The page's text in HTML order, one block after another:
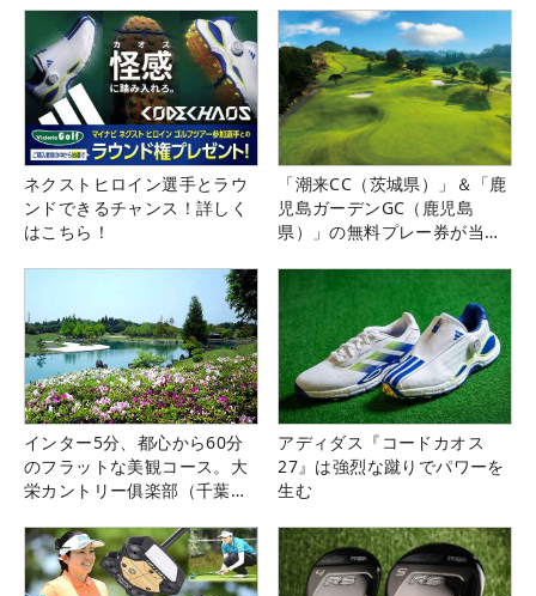
ネクストヒロイン選手とラウ
ンドできるチャンス！詳しく
はこちら！
「潮来CC（茨城県）」＆「鹿
児島ガーデンGC（鹿児島
県）」の無料プレー券が当た
インター5分、都心から60分
のフラットな美観コース。大
栄カントリー俱楽部（千葉
アディダス『コードカオス
27』は強烈な蹴りでパワーを
生む